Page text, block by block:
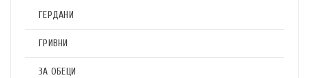
ГЕРДАНИ
ГРИВНИ
ЗА ОБЕЦИ